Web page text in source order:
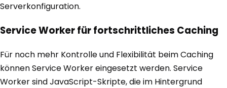
Serverkonfiguration.
Service Worker für fortschrittliches Caching
Für noch mehr Kontrolle und Flexibilität beim Caching
können Service Worker eingesetzt werden. Service
Worker sind JavaScript-Skripte, die im Hintergrund